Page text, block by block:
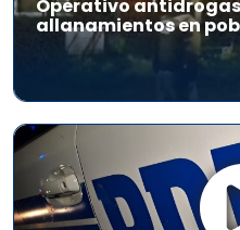
Operativo
allanamientos en